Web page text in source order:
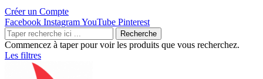
Créer un Compte
Facebook InstagramYouTube Pinterest
Recherche
Commencez à taper pour voir les produits que vous recherchez.
Les filtres